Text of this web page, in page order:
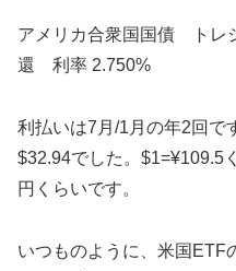
アメリカ合衆国国債 トレ
還 利率 2.750%
利払いは7月/1月の年2回で
$32.94でした。$1=¥109.5
円くらいです。
いつものように、米国ETF